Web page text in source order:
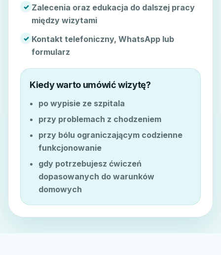
✓ Zalecenia oraz edukacja do dalszej pracy
między wizytami
✓ Kontakt telefoniczny, WhatsApp lub
formularz
Kiedy warto umówić wizytę?
po wypisie ze szpitala
przy problemach z chodzeniem
przy bólu ograniczającym codzienne
funkcjonowanie
gdy potrzebujesz ćwiczeń
dopasowanych do warunków
domowych